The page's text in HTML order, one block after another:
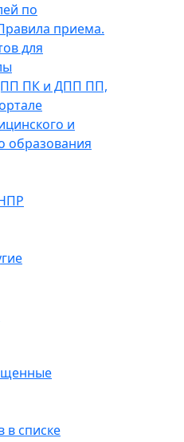
по
приема.
для
ПК и ДПП ПП,
и
образования
в списке